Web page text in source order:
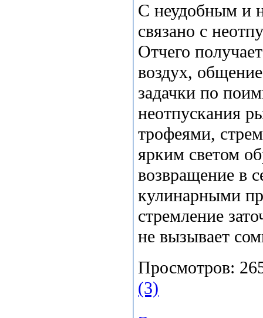
С неудобным и
связано с
Отчего
воздух,
задачки по
неотпускания
трофеями,
ярким светом
возвращение в
кулинарными
стремление
не вызывает
Просмотров:
(3)